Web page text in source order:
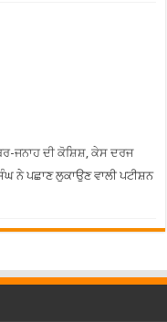
ਜਨਾਹ ਦੀ ਕੋਸ਼ਿਸ਼, ਕੇਸ ਦਰਜ
ਨੇ ਪਛਾਣ ਲੁਕਾਉਣ ਵਾਲੀ ਪਟੀਸ਼ਨ